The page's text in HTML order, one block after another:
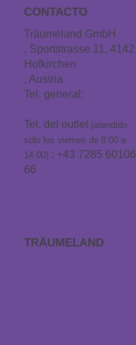
CONTACTO
Träumeland GmbH
, Sportstrasse 11, 4142
Hofkirchen
, Austria
Tel. general:
Tel. del outlet (atendido
solo los viernes de 8:00 a
14:00) : +43 7285 60106
66
TRÄUMELAND